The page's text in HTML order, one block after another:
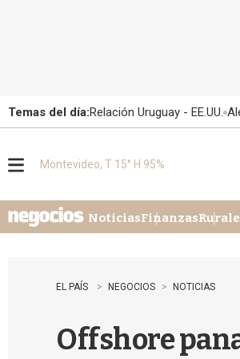
Temas del día:Relación Uruguay - EE.UU.
u
Montevideo, T 15° H 95%
NoticiasFinanzas
EL PAÍS NEGOCIOS NOTICIAS
Offshore